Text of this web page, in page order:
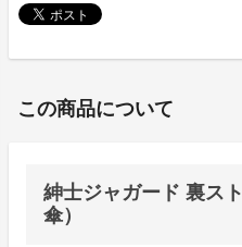
この商品について
紳士ジャガード 裏ス
傘）